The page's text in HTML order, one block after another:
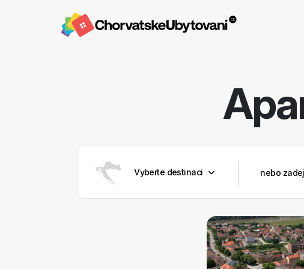
Vyberte destinaci